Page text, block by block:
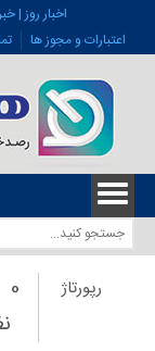
اخبار روز |
اعتبارات و مجوز ها
رپورتاژ
0